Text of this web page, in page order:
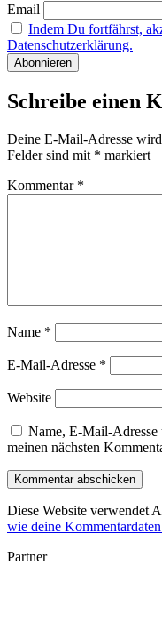
Email
Indem Du fortfährst,
Datenschutzerklärung.
Schreibe einen
Deine E-Mail-Adresse
Felder sind mit * markiert
Kommentar *
Name *
E-Mail-Adresse *
Website
Name, E-Mail-Adresse
meinen nächsten
Diese Website verwendet
wie deine
Partner